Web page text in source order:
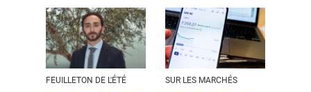
FEUILLETON DE L'ÉTÉ SUR LES MARCHÉS